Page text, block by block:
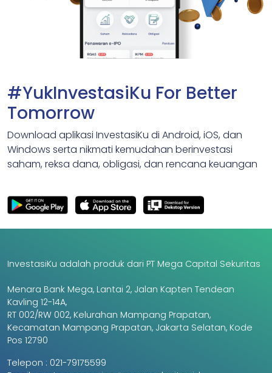
#YukInvestasiKu For Better
Tomorrow
Download aplikasi InvestasiKu di Android, iOS, dan
Windows serta nikmati kemudahan berinvestasi
saham, reksa dana, obligasi, dan rencana keuangan
InvestasiKu adalah produk dari PT Mega Capital Sekuritas
Menara Bank Mega, Lantai 2, Jalan Kapten Tendean
Kavling 12-14A,
RT 002/RW 002, Kelurahan Mampang Prapatan,
Kecamatan Mampang Prapatan, Jakarta Selatan, Kode
Pos 12790
Telepon : 021-79175599